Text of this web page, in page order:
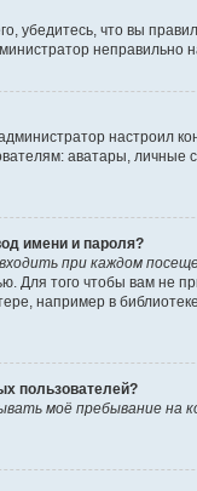
убедитесь, что вы
администратор
аватары, личные
имени и пароля?
при каждом
Для того чтобы вам
например в
пользователей?
моё пребывание на